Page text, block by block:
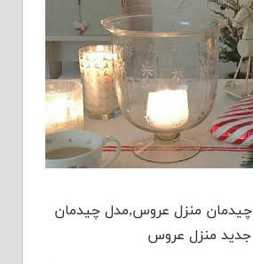
منزل عروس,مدل چیدمان
جدید منزل عروس